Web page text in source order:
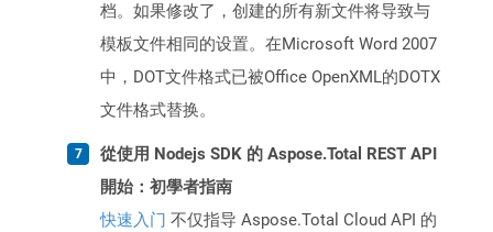
档。如果修改了，创建的所有新文件将导致与
模板文件相同的设置。在Microsoft Word 2007
中，DOT文件格式已被Office OpenXML的DOTX
文件格式替换。
從使用 Nodejs SDK 的 Aspose.Total REST API
開始：初學者指南
快速入门 不仅指导 Aspose.Total Cloud API 的